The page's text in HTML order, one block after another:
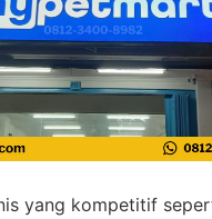
yang kompetitif